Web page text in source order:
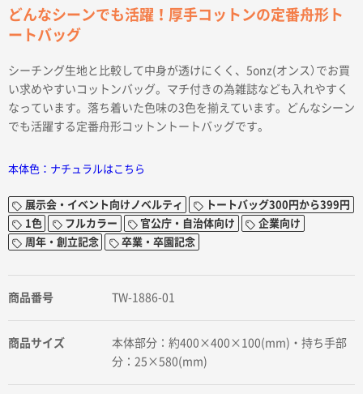
どんなシーンでも活躍！厚手コットンの定番舟形ト
ートバッグ
シーチング生地と比較して中身が透けにくく、5onz(オンス）でお買
い求めやすいコットンバッグ。マチ付きの為雑誌なども入れやすく
なっています。落ち着いた色味の3色を揃えています。どんなシーン
でも活躍する定番舟形コットントートバッグです。
本体色：ナチュラルはこちら
展示会・イベント向けノベルティ
トートバッグ300円から399円
1色
フルカラー 官公庁・自治体向け
企業向け
周年・創立記念
卒業・卒園記念
商品番号 TW-1886-01
商品サイズ
本体部分：約400×400×100(mm)・持ち手部
分：25×580(mm)